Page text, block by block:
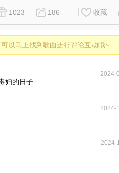
1023 186 收藏
可以马上找到歌曲进行评论互动哦~
2024-
妇的日子
2024-
2024-